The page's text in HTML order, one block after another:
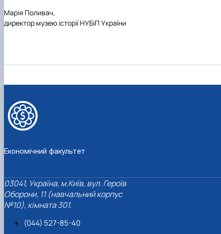
Марія Поливач,
директор музею історії НУБіП України
Економічний факультет
03041, Україна, м.Київ, вул. Героїв
Оборони, 11 (навчальний корпус
№10), кімната 301.
(044) 527-85-40